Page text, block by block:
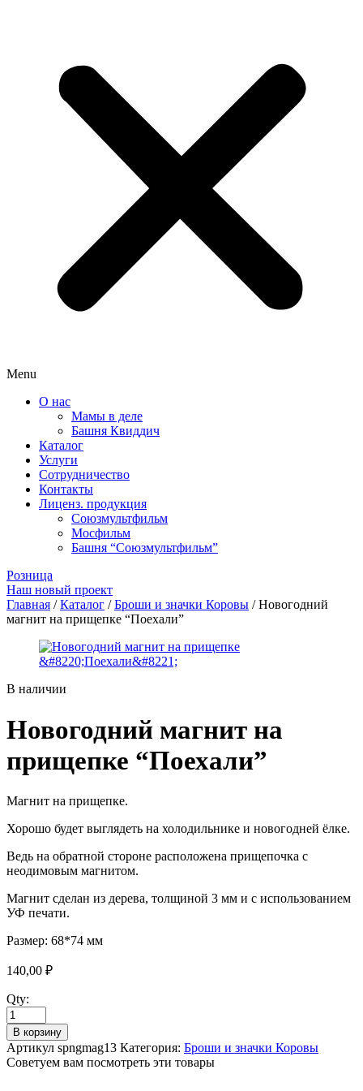
Menu
О нас
Мамы в деле
Башня Квиддич
Каталог
Услуги
Сотрудничество
Контакты
Лиценз. продукция
Союзмультфильм
Мосфильм
Башня “Союзмультфильм”
Розница
Наш новый проект
Главная /Каталог /Броши и значки Коровы / Новогодний
магнит на прищепке “Поехали”
В наличии
Новогодний магнит на
прищепке “Поехали”
Магнит на прищепке.
Хорошо будет выглядеть на холодильнике и новогодней ёлке.
Ведь на обратной стороне расположена прищепочка с
неодимовым магнитом.
Магнит сделан из дерева, толщиной 3 мм и с использованием
УФ печати.
Размер: 68*74 мм
140,00 ₽
Qty:
В корзину
Артикул spngmag13 Категория: Броши и значки Коровы
Советуем вам посмотреть эти товары